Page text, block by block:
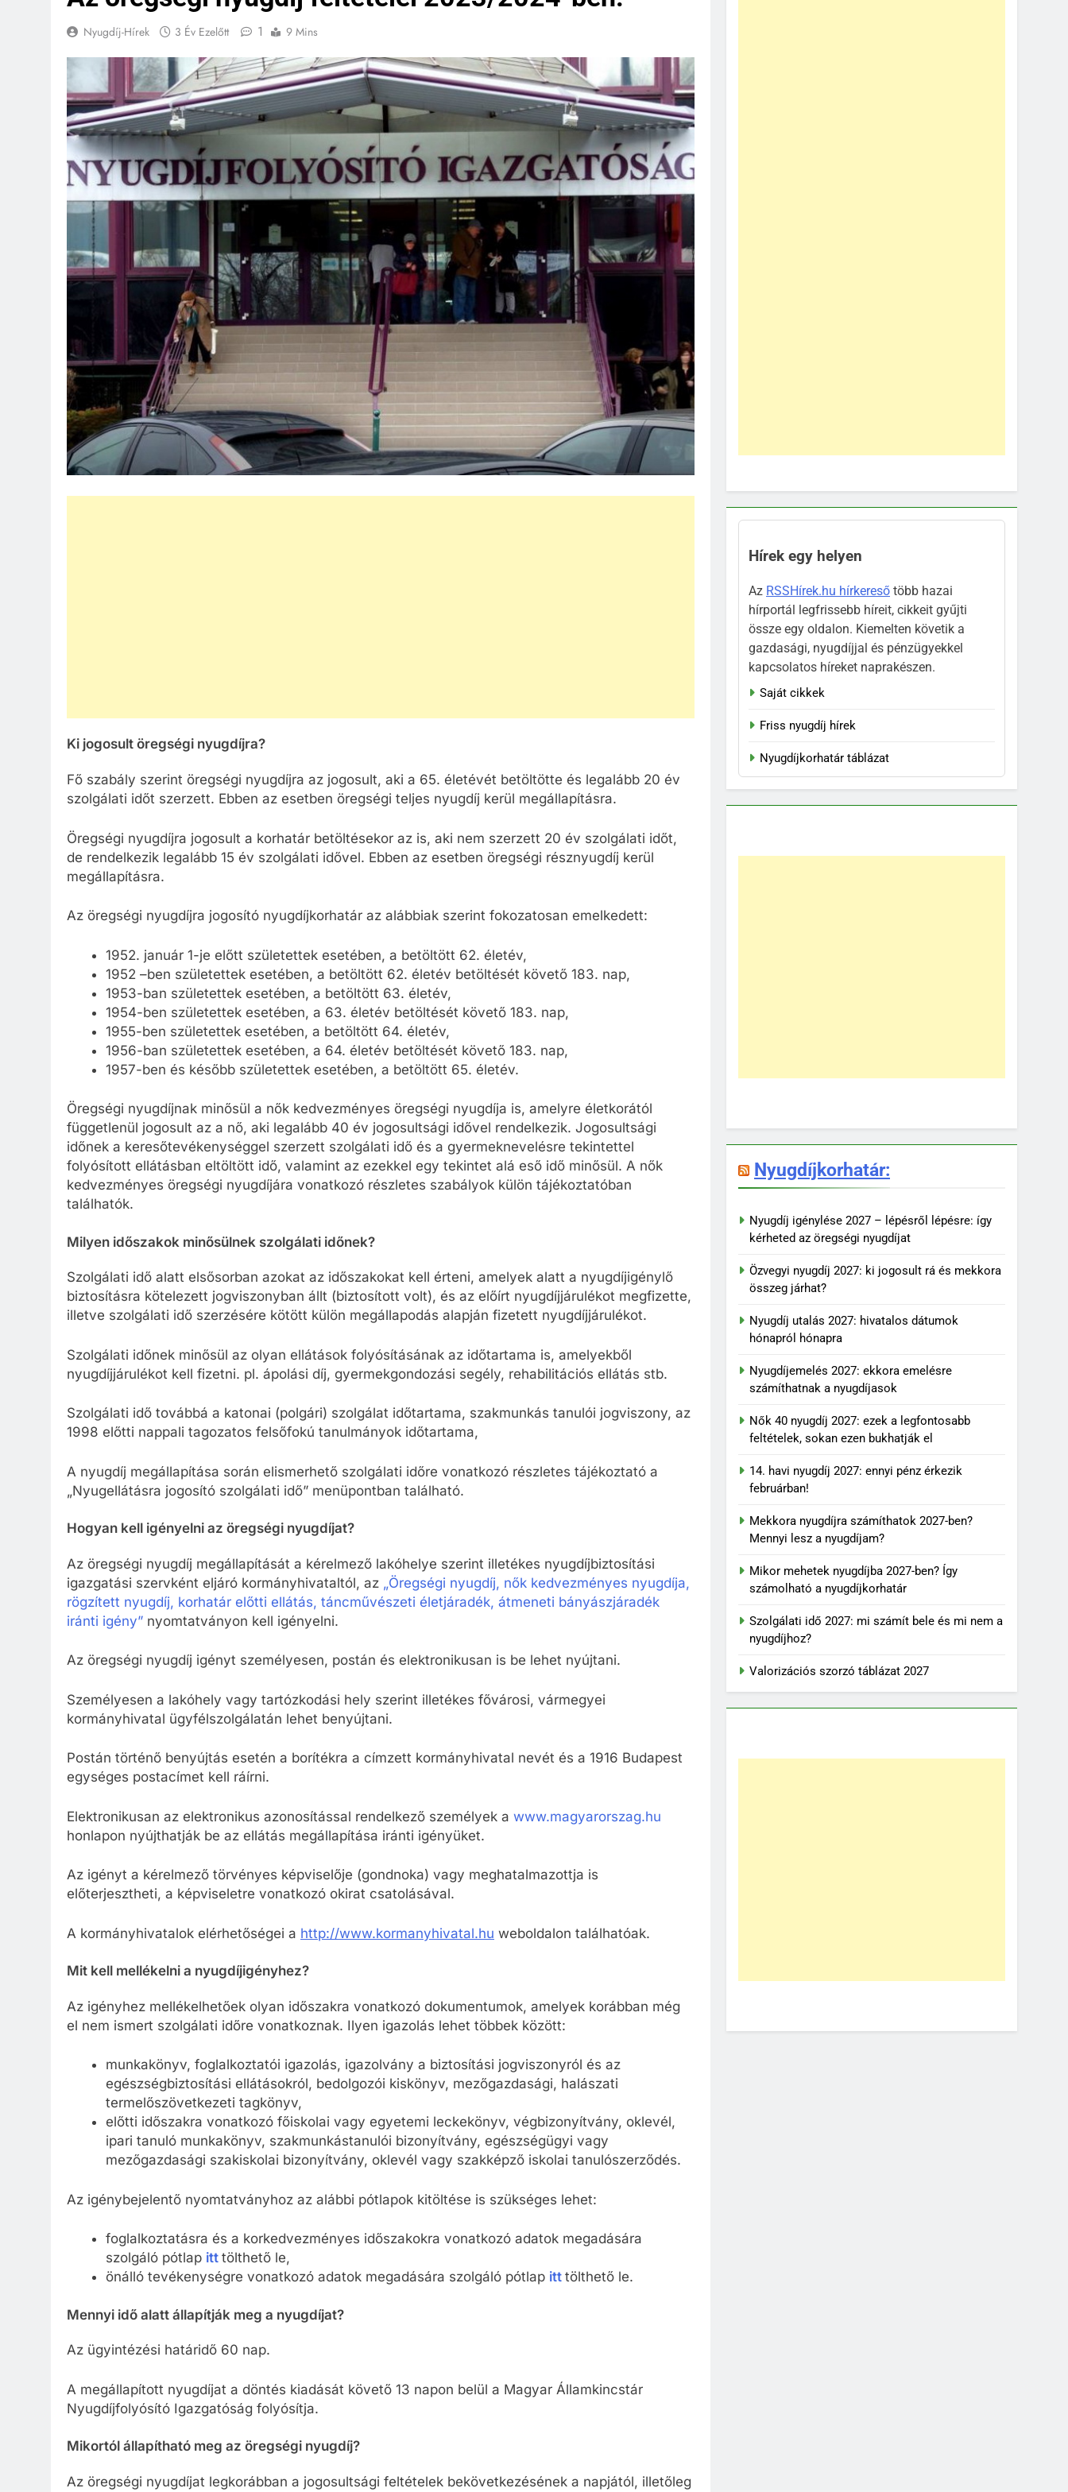
Nyugdíj-Hírek 3 Év Ezelőtt 1 9 Mins
Ki jogosult öregségi nyugdíjra?
Fő szabály szerint öregségi nyugdíjra az jogosult, aki a 65. életévét betöltötte és legalább 20 év
szolgálati időt szerzett. Ebben az esetben öregségi teljes nyugdíj kerül megállapításra.
Öregségi nyugdíjra jogosult a korhatár betöltésekor az is, aki nem szerzett 20 év szolgálati időt,
de rendelkezik legalább 15 év szolgálati idővel. Ebben az esetben öregségi résznyugdíj kerül
megállapításra.
Az öregségi nyugdíjra jogosító nyugdíjkorhatár az alábbiak szerint fokozatosan emelkedett:
1952. január 1-je előtt születettek esetében, a betöltött 62. életév,
1952 –ben születettek esetében, a betöltött 62. életév betöltését követő 183. nap,
1953-ban születettek esetében, a betöltött 63. életév,
1954-ben születettek esetében, a 63. életév betöltését követő 183. nap,
1955-ben születettek esetében, a betöltött 64. életév,
1956-ban születettek esetében, a 64. életév betöltését követő 183. nap,
1957-ben és később születettek esetében, a betöltött 65. életév.
Öregségi nyugdíjnak minősül a nők kedvezményes öregségi nyugdíja is, amelyre életkorától
függetlenül jogosult az a nő, aki legalább 40 év jogosultsági idővel rendelkezik. Jogosultsági
időnek a keresőtevékenységgel szerzett szolgálati idő és a gyermeknevelésre tekintettel
folyósított ellátásban eltöltött idő, valamint az ezekkel egy tekintet alá eső idő minősül. A nők
kedvezményes öregségi nyugdíjára vonatkozó részletes szabályok külön tájékoztatóban
találhatók.
Milyen időszakok minősülnek szolgálati időnek?
Szolgálati idő alatt elsősorban azokat az időszakokat kell érteni, amelyek alatt a nyugdíjigénylő
biztosításra kötelezett jogviszonyban állt (biztosított volt), és az előírt nyugdíjjárulékot megfizette,
illetve szolgálati idő szerzésére kötött külön megállapodás alapján fizetett nyugdíjjárulékot.
Szolgálati időnek minősül az olyan ellátások folyósításának az időtartama is, amelyekből
nyugdíjjárulékot kell fizetni. pl. ápolási díj, gyermekgondozási segély, rehabilitációs ellátás stb.
Szolgálati idő továbbá a katonai (polgári) szolgálat időtartama, szakmunkás tanulói jogviszony, az
1998 előtti nappali tagozatos felsőfokú tanulmányok időtartama,
A nyugdíj megállapítása során elismerhető szolgálati időre vonatkozó részletes tájékoztató a
„Nyugellátásra jogosító szolgálati idő” menüpontban található.
Hogyan kell igényelni az öregségi nyugdíjat?
Az öregségi nyugdíj megállapítását a kérelmező lakóhelye szerint illetékes nyugdíjbiztosítási
igazgatási szervként eljáró kormányhivataltól, az „Öregségi nyugdíj, nők kedvezményes nyugdíja,
rögzített nyugdíj, korhatár előtti ellátás, táncművészeti életjáradék, átmeneti bányászjáradék
iránti igény” nyomtatványon kell igényelni.
Az öregségi nyugdíj igényt személyesen, postán és elektronikusan is be lehet nyújtani.
Személyesen a lakóhely vagy tartózkodási hely szerint illetékes fővárosi, vármegyei
kormányhivatal ügyfélszolgálatán lehet benyújtani.
Postán történő benyújtás esetén a borítékra a címzett kormányhivatal nevét és a 1916 Budapest
egységes postacímet kell ráírni.
Elektronikusan az elektronikus azonosítással rendelkező személyek a www.magyarorszag.hu
honlapon nyújthatják be az ellátás megállapítása iránti igényüket.
Az igényt a kérelmező törvényes képviselője (gondnoka) vagy meghatalmazottja is
előterjesztheti, a képviseletre vonatkozó okirat csatolásával.
A kormányhivatalok elérhetőségei a http://www.kormanyhivatal.hu weboldalon találhatóak.
Mit kell mellékelni a nyugdíjigényhez?
Az igényhez mellékelhetőek olyan időszakra vonatkozó dokumentumok, amelyek korábban még
el nem ismert szolgálati időre vonatkoznak. Ilyen igazolás lehet többek között:
munkakönyv, foglalkoztatói igazolás, igazolvány a biztosítási jogviszonyról és az
egészségbiztosítási ellátásokról, bedolgozói kiskönyv, mezőgazdasági, halászati
termelőszövetkezeti tagkönyv,
előtti időszakra vonatkozó főiskolai vagy egyetemi leckekönyv, végbizonyítvány, oklevél,
ipari tanuló munkakönyv, szakmunkástanulói bizonyítvány, egészségügyi vagy
mezőgazdasági szakiskolai bizonyítvány, oklevél vagy szakképző iskolai tanulószerződés.
Az igénybejelentő nyomtatványhoz az alábbi pótlapok kitöltése is szükséges lehet:
foglalkoztatásra és a korkedvezményes időszakokra vonatkozó adatok megadására
szolgáló pótlap itt tölthető le,
önálló tevékenységre vonatkozó adatok megadására szolgáló pótlap itt tölthető le.
Mennyi idő alatt állapítják meg a nyugdíjat?
Az ügyintézési határidő 60 nap.
A megállapított nyugdíjat a döntés kiadását követő 13 napon belül a Magyar Államkincstár
Nyugdíjfolyósító Igazgatóság folyósítja.
Mikortól állapítható meg az öregségi nyugdíj?
Az öregségi nyugdíjat legkorábban a jogosultsági feltételek bekövetkezésének a napjától, illetőleg
Hírek egy helyen
Az RSSHírek.hu hírkereső több hazai
hírportál legfrissebb híreit, cikkeit gyűjti
össze egy oldalon. Kiemelten követik a
gazdasági, nyugdíjjal és pénzügyekkel
kapcsolatos híreket naprakészen.
Saját cikkek
Friss nyugdíj hírek
Nyugdíjkorhatár táblázat
Nyugdíjkorhatár:
Nyugdíj igénylése 2027 – lépésről lépésre: így
kérheted az öregségi nyugdíjat
Özvegyi nyugdíj 2027: ki jogosult rá és mekkora
összeg járhat?
Nyugdíj utalás 2027: hivatalos dátumok
hónapról hónapra
Nyugdíjemelés 2027: ekkora emelésre
számíthatnak a nyugdíjasok
Nők 40 nyugdíj 2027: ezek a legfontosabb
feltételek, sokan ezen bukhatják el
14. havi nyugdíj 2027: ennyi pénz érkezik
februárban!
Mekkora nyugdíjra számíthatok 2027-ben?
Mennyi lesz a nyugdíjam?
Mikor mehetek nyugdíjba 2027-ben? Így
számolható a nyugdíjkorhatár
Szolgálati idő 2027: mi számít bele és mi nem a
nyugdíjhoz?
Valorizációs szorzó táblázat 2027